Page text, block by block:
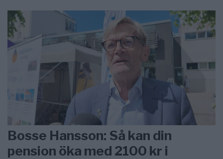
Bosse Hansson: Så kan din
pension öka med 2100 kr i